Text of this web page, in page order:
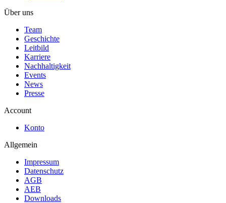
Über uns
Team
Geschichte
Leitbild
Karriere
Nachhaltigkeit
Events
News
Presse
Account
Konto
Allgemein
Impressum
Datenschutz
AGB
AEB
Downloads